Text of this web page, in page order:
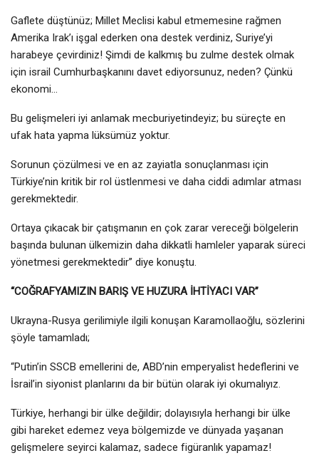
Gaflete düştünüz; Millet Meclisi kabul etmemesine rağmen
Amerika Irak’ı işgal ederken ona destek verdiniz, Suriye’yi
harabeye çevirdiniz! Şimdi de kalkmış bu zulme destek olmak
için israil Cumhurbaşkanını davet ediyorsunuz, neden? Çünkü
ekonomi…
Bu gelişmeleri iyi anlamak mecburiyetindeyiz; bu süreçte en
ufak hata yapma lüksümüz yoktur.
Sorunun çözülmesi ve en az zayiatla sonuçlanması için
Türkiye’nin kritik bir rol üstlenmesi ve daha ciddi adımlar atması
gerekmektedir.
Ortaya çıkacak bir çatışmanın en çok zarar vereceği bölgelerin
başında bulunan ülkemizin daha dikkatli hamleler yaparak süreci
yönetmesi gerekmektedir” diye konuştu.
“COĞRAFYAMIZIN BARIŞ VE HUZURA İHTİYACI VAR”
Ukrayna-Rusya gerilimiyle ilgili konuşan Karamollaoğlu, sözlerini
şöyle tamamladı;
“Putin’in SSCB emellerini de, ABD’nin emperyalist hedeflerini ve
İsrail’in siyonist planlarını da bir bütün olarak iyi okumalıyız.
Türkiye, herhangi bir ülke değildir; dolayısıyla herhangi bir ülke
gibi hareket edemez veya bölgemizde ve dünyada yaşanan
gelişmelere seyirci kalamaz, sadece figüranlık yapamaz!